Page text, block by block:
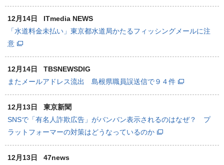
12月14日
ITmedia NEWS
「水道料金未払い」東京都水道局かたるフィッシングメールに注
意
12月14日
TBSNEWSDIG
またメールアドレス流出 島根県職員誤送信で９４件
12月13日
東京新聞
SNSで「有名人詐欺広告」がバンバン表示されるのはなぜ？ プ
ラットフォーマーの対策はどうなっているのか
12月13日
47news